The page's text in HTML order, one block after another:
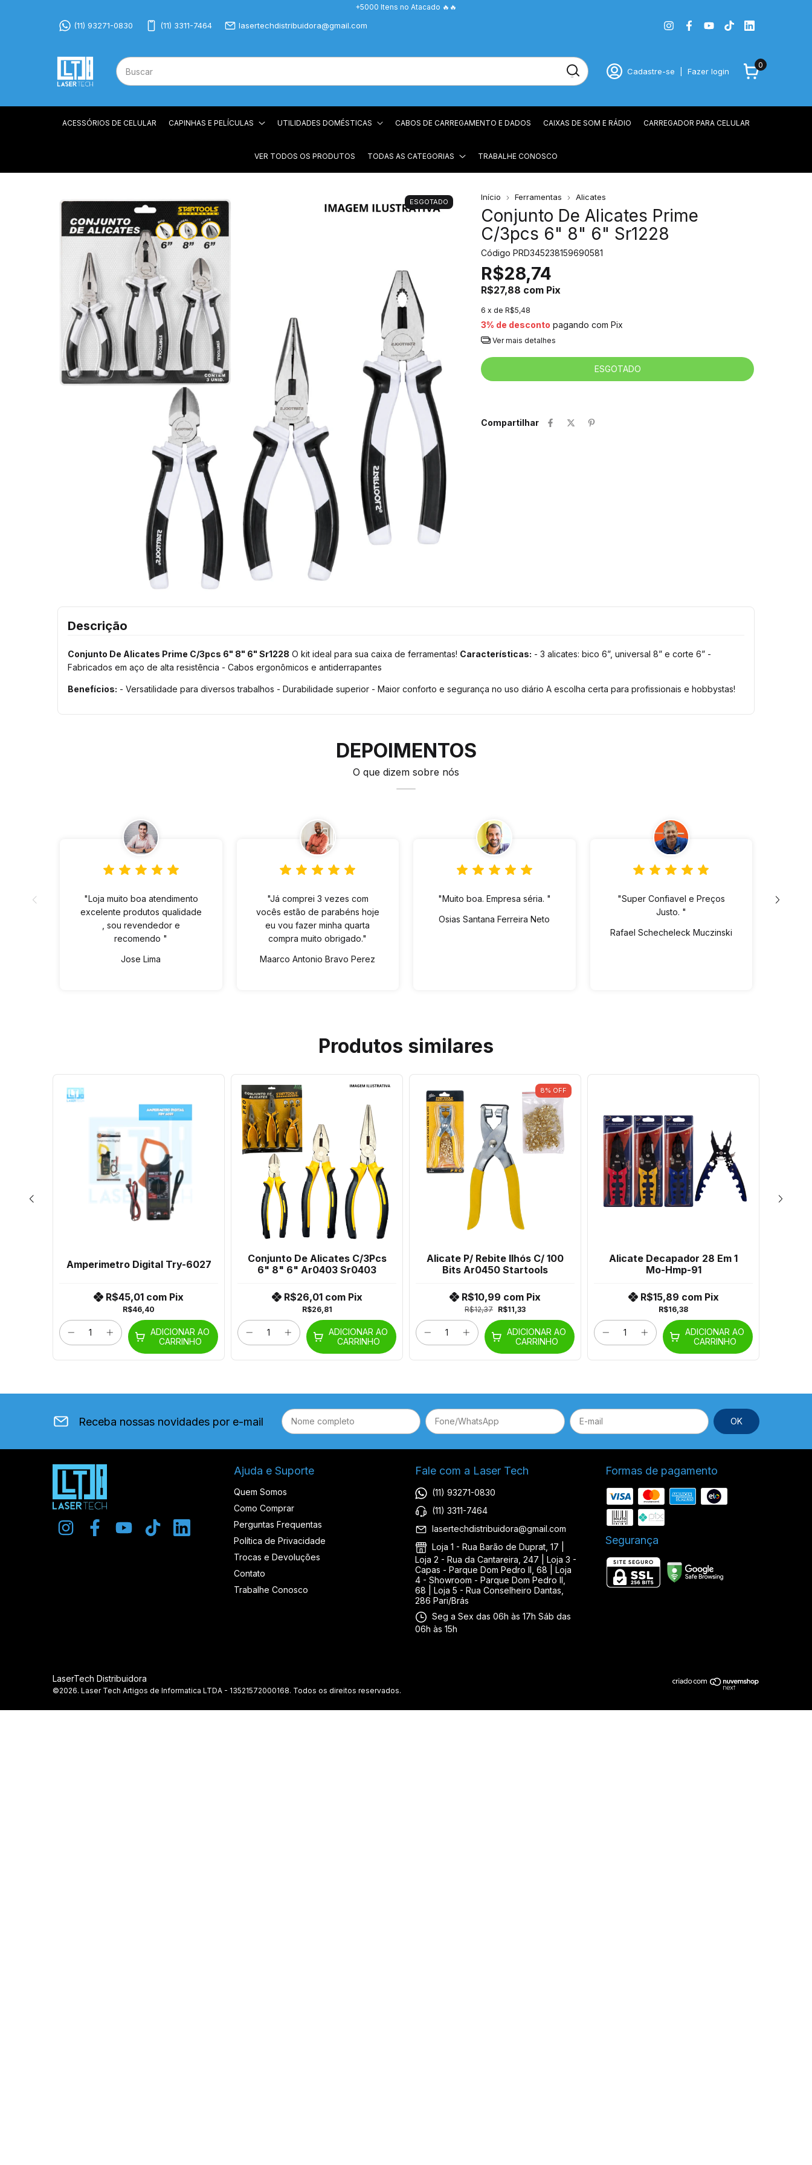
+5000 Itens no Atacado 🔥🔥
(11) 93271-0830 (11) 3311-7464 lasertechdistribuidora@gmail.com
Cadastre-se Fazer login
0
ACESSÓRIOS DE CELULAR CAPINHAS E PELÍCULAS UTILIDADES DOMÉSTICAS CABOS DE CARREGAMENTO E DADOS CAIXAS DE SOM E RÁDIO CARREGADOR PARA CELULAR
VER TODOS OS PRODUTOS TODAS AS CATEGORIAS TRABALHE CONOSCO
ESGOTADO Início Ferramentas Alicates
Conjunto De Alicates Prime
C/3pcs 6" 8" 6" Sr1228
Código PRD345238159690581
R$28,74
R$27,88 com Pix
6 x de R$5,48
3% de desconto pagando com Pix
Ver mais detalhes
Compartilhar
Descrição
Conjunto De Alicates Prime C/3pcs 6" 8" 6" Sr1228 O kit ideal para sua caixa de ferramentas! Características: - 3 alicates: bico 6”, universal 8” e corte 6” -
Fabricados em aço de alta resistência - Cabos ergonômicos e antiderrapantes
Benefícios: - Versatilidade para diversos trabalhos - Durabilidade superior - Maior conforto e segurança no uso diário A escolha certa para profissionais e hobbystas!
DEPOIMENTOS
O que dizem sobre nós
"Loja muito boa atendimento
excelente produtos qualidade
, sou revendedor e
recomendo "
Jose Lima
"Já comprei 3 vezes com
vocês estão de parabéns hoje
eu vou fazer minha quarta
compra muito obrigado."
Maarco Antonio Bravo Perez
"Muito boa. Empresa séria. "
Osias Santana Ferreira Neto
"Super Confiavel e Preços
Justo. "
Rafael Schecheleck Muczinski
Produtos similares
Amperimetro Digital Try-6027
R$46,40
R$45,01 com Pix
ADICIONAR AO
CARRINHO
Conjunto De Alicates C/3Pcs
6" 8" 6" Ar0403 Sr0403
R$26,81
R$26,01 com Pix
ADICIONAR AO
CARRINHO
8% OFF
Alicate P/ Rebite Ilhós C/ 100
Bits Ar0450 Startools
R$12,37 R$11,33
R$10,99 com Pix
ADICIONAR AO
CARRINHO
Alicate Decapador 28 Em 1
Mo-Hmp-91
R$16,38
R$15,89 com Pix
ADICIONAR AO
CARRINHO
Receba nossas novidades por e-mail
Ajuda e Suporte
Quem Somos
Como Comprar
Perguntas Frequentas
Política de Privacidade
Trocas e Devoluções
Contato
Trabalhe Conosco
Fale com a Laser Tech
(11) 93271-0830
(11) 3311-7464
lasertechdistribuidora@gmail.com
Loja 1 - Rua Barão de Duprat, 17 |
Loja 2 - Rua da Cantareira, 247 | Loja 3 -
Capas - Parque Dom Pedro II, 68 | Loja
4 - Showroom - Parque Dom Pedro II,
68 | Loja 5 - Rua Conselheiro Dantas,
286 Pari/Brás
Seg a Sex das 06h às 17h Sáb das
06h às 15h
Formas de pagamento
Segurança
LaserTech Distribuidora
©2026. Laser Tech Artigos de Informatica LTDA - 13521572000168. Todos os direitos reservados.